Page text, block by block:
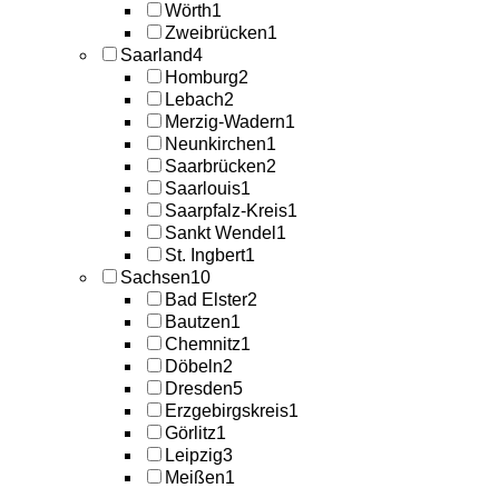
Wörth1
Zweibrücken1
Saarland4
Homburg2
Lebach2
Merzig-Wadern1
Neunkirchen1
Saarbrücken2
Saarlouis1
Saarpfalz-Kreis1
Sankt Wendel 1
St. Ingbert1
Sachsen10
Bad Elster2
Bautzen1
Chemnitz1
Döbeln2
Dresden5
Erzgebirgskreis1
Görlitz1
Leipzig3
Meißen1